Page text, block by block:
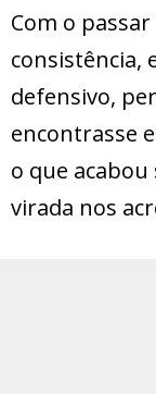
Com o
consistência,
defensivo,
encontrasse
o que
virada nos